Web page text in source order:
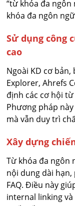
“từ khóa đa ngôn
khóa đa ngôn
Sử dụng công
cao
Ngoài KD cơ
Explorer, Ahrefs
định các cơ hội
Phương pháp
mà vẫn duy trì
Xây dựng
Từ khóa đa ngôn
nội dung dài hạn,
FAQ. Điều này
internal linking